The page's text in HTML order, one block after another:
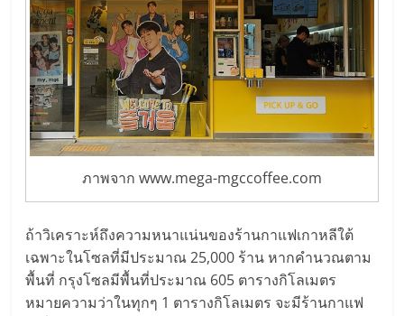
ขา
แฟ
รน
ไชส์,
ศูนย์
รวม
ภาพจาก www.mega-mgccoffee.com
ถ้าวิเคราะห์ถึงความหนาแน่นของร้านกาแฟเกาหลีใต้
เฉพาะในโซลที่มีประมาณ 25,000 ร้าน หากคำนวณตาม
พื้นที่ กรุงโซลมีพื้นที่ประมาณ 605 ตารางกิโลเมตร
หมายความว่าในทุกๆ 1 ตารางกิโลเมตร จะมีร้านกาแฟ